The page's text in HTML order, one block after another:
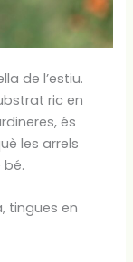
de l’estiu.
ric en
és
les arrels
tingues en